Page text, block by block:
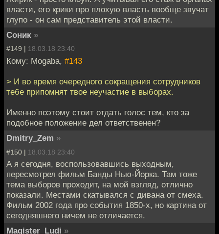
власти, его крики про плохую власть вообще звучат
глупо - он сам представитель этой власти.
Соник »
#149 | 18.03.18 23:40
Кому: Mogaba, #143
> И во время очередного сокращения сотрудников
тебе припомнят твое неучастие в выборах.
Именно поэтому стоит отдать голос тем, кто за
подобное положение дел ответственен?
Dmitry_Zem »
#150 | 18.03.18 23:40
А я сегодня, воспользовавшись выходным,
пересмотрел фильм Банды Нью-Йорка. Там тоже
тема выборов проходит, на мой взгляд, отлично
показали. Местами скатывался с дивана от смеха.
Фильм 2002 года про события 1850-х, но картина от
сегодняшнего ничем не отличается.
Magister_Ludi »